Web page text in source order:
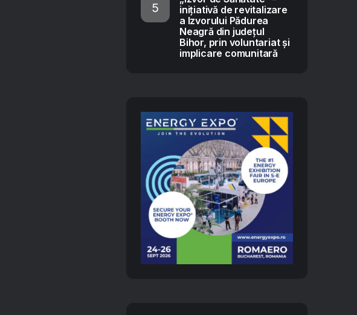
inițiativă de revitalizare
a Izvorului Pădurea
Neagră din județul
Bihor, prin voluntariat și
implicare comunitară